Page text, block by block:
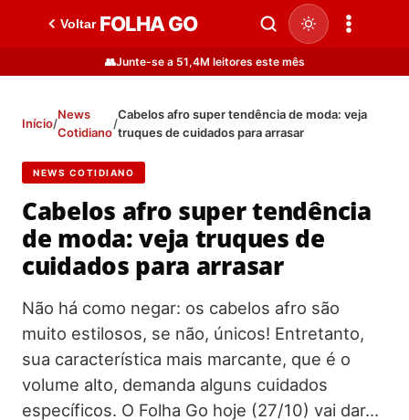
Voltar FOLHA GO
👥Junte-se a 51,4M leitores este mês
Início/
News
Cotidiano
/
Cabelos afro super tendência de moda: veja
truques de cuidados para arrasar
NEWS COTIDIANO
Cabelos afro super tendência
de moda: veja truques de
cuidados para arrasar
Não há como negar: os cabelos afro são
muito estilosos, se não, únicos! Entretanto,
sua característica mais marcante, que é o
volume alto, demanda alguns cuidados
específicos. O Folha Go hoje (27/10) vai dar…